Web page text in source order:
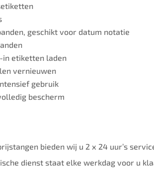
geschikt voor datum notatie
in etiketten laden
vernieuwen
gebruik
bescherm
bieden wij u 2 x 24 uur’s
dienst staat elke werkdag voor u